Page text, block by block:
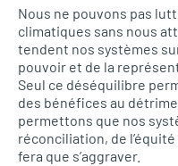
Nous ne pouvons pas
climatiques sans nous
tendent nos systèmes
pouvoir et de la
Seul ce déséquilibre
des bénéfices au
permettons que nos
réconciliation, de
fera que s’aggraver.